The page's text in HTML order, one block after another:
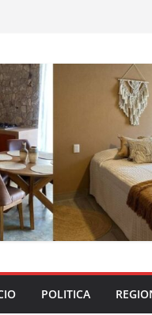
POLITICA